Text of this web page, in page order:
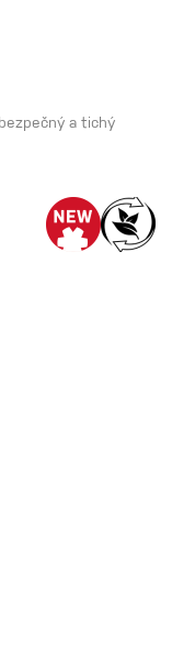
a tichý